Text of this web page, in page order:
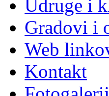
Udruge i
Gradovi i
Web
Kontakt